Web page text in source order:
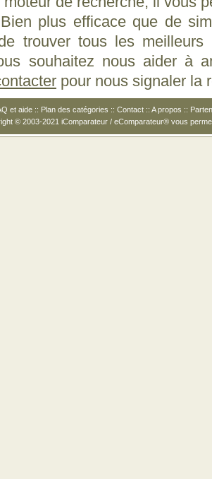
plus efficace que de
trouver tous les
souhaitez nous aider à
pour nous signaler la
et aide :: Plan des catégories :: Contact :: A propos ::
© 2003-2021 iComparateur / eComparateur® vous